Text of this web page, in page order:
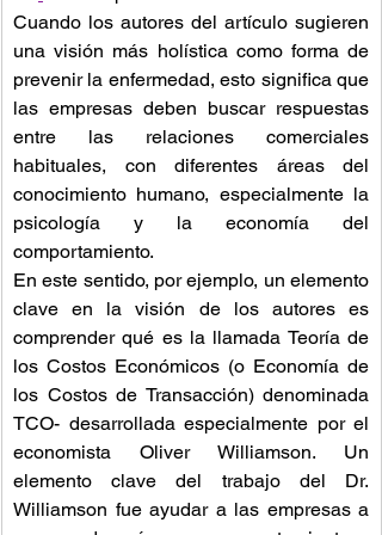
Cuando los autores del artículo sugieren
una visión más holística como forma de
prevenir la enfermedad, esto significa que
las empresas deben buscar respuestas
entre las relaciones comerciales
habituales, con diferentes áreas del
conocimiento humano, especialmente la
psicología y la economía del
comportamiento.
En este sentido, por ejemplo, un elemento
clave en la visión de los autores es
comprender qué es la llamada Teoría de
los Costos Económicos (o Economía de
los Costos de Transacción) denominada
TCO- desarrollada especialmente por el
economista Oliver Williamson. Un
elemento clave del trabajo del Dr.
Williamson fue ayudar a las empresas a